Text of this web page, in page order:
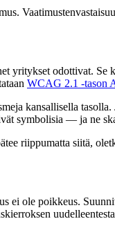
yritykset odottivat.
WCAG 2.1 -tason
kansallisella
symbolisia — ja ne
riippumatta siitä,
ei ole poikkeus.